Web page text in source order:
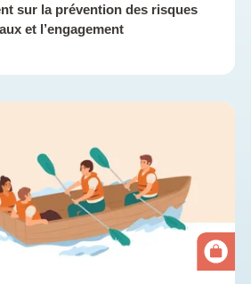
sur la prévention des risques
et l’engagement